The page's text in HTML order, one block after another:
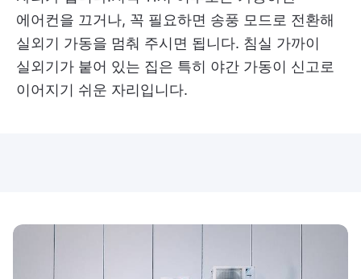
에어컨을 끄거나, 꼭 필요하면 송풍 모드로 전환해
실외기 가동을 멈춰 주시면 됩니다. 침실 가까이
실외기가 붙어 있는 집은 특히 야간 가동이 신고로
이어지기 쉬운 자리입니다.